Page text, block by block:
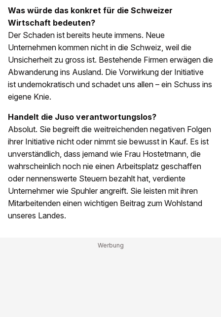
Was würde das konkret für die Schweizer
Wirtschaft bedeuten?
Der Schaden ist bereits heute immens. Neue
Unternehmen kommen nicht in die Schweiz, weil die
Unsicherheit zu gross ist. Bestehende Firmen erwägen die
Abwanderung ins Ausland. Die Vorwirkung der Initiative
ist undemokratisch und schadet uns allen – ein Schuss ins
eigene Knie.
Handelt die Juso verantwortungslos?
Absolut. Sie begreift die weitreichenden negativen Folgen
ihrer Initiative nicht oder nimmt sie bewusst in Kauf. Es ist
unverständlich, dass jemand wie Frau Hostetmann, die
wahrscheinlich noch nie einen Arbeitsplatz geschaffen
oder nennenswerte Steuern bezahlt hat, verdiente
Unternehmer wie Spuhler angreift. Sie leisten mit ihren
Mitarbeitenden einen wichtigen Beitrag zum Wohlstand
unseres Landes.